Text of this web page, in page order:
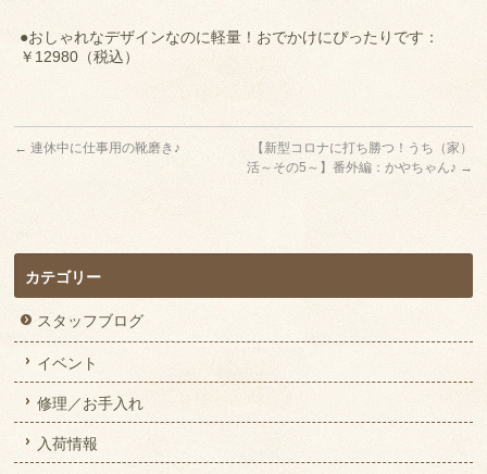
●おしゃれなデザインなのに軽量！おでかけにぴったりです：
￥12980（税込）
← 連休中に仕事用の靴磨き♪
【新型コロナに打ち勝つ！うち（家）
活～その5～】番外編：かやちゃん♪ →
カテゴリー
スタッフブログ
イベント
修理／お手入れ
入荷情報